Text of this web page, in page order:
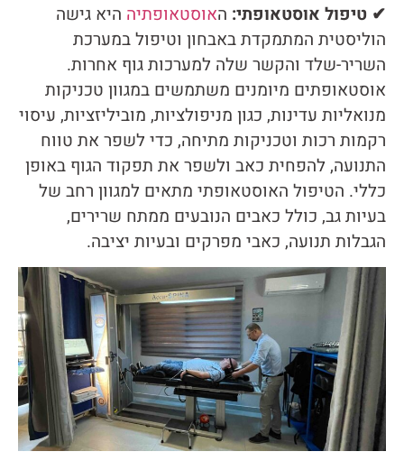
✔ טיפול אוסטאופתי: האוסטאופתיה היא גישה
הוליסטית המתמקדת באבחון וטיפול במערכת
השריר-שלד והקשר שלה למערכות גוף אחרות.
אוסטאופתים מיומנים משתמשים במגוון טכניקות
מנואליות עדינות, כגון מניפולציות, מוביליזציות, עיסוי
רקמות רכות וטכניקות מתיחה, כדי לשפר את טווח
התנועה, להפחית כאב ולשפר את תפקוד הגוף באופן
כללי. הטיפול האוסטאופתי מתאים למגוון רחב של
בעיות גב, כולל כאבים הנובעים ממתח שרירים,
הגבלות תנועה, כאבי מפרקים ובעיות יציבה.